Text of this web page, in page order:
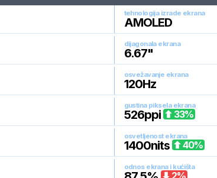
tehnologija izrade ekrana
AMOLED
dijagonala ekrana
6.67"
osvežavanje ekrana
120Hz
gustina piksela ekrana
526ppi 33%
osvetljenost ekrana
1400nits 40%
odnos ekrana i kućišta
2%